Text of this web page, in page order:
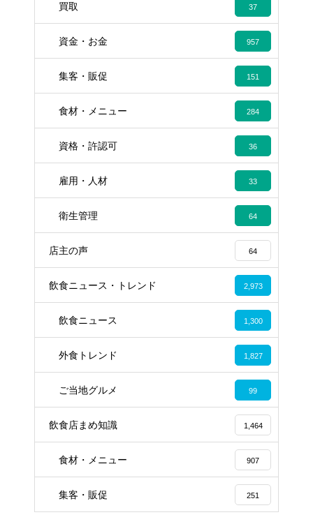
買取 37
資金・お金 957
集客・販促 151
食材・メニュー 284
資格・許認可 36
雇用・人材 33
衛生管理 64
店主の声 64
飲食ニュース・トレンド 2,973
飲食ニュース 1,300
外食トレンド 1,827
ご当地グルメ 99
飲食店まめ知識 1,464
食材・メニュー 907
集客・販促 251